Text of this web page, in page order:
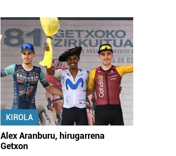
KIROLA
Alex Aranburu, hirugarrena
Getxon